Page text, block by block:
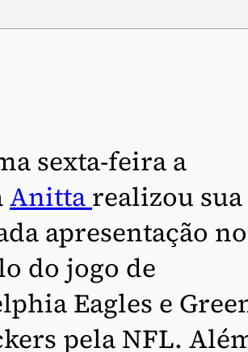
sexta-feira a
Anitta realizou sua
apresentação no
do jogo de
Eagles e
pela NFL.